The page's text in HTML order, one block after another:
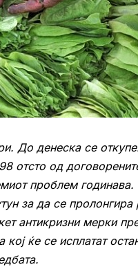
До денеска се
отсто од
проблем
за да се
антикризни мерки
кој ќе се исплатат